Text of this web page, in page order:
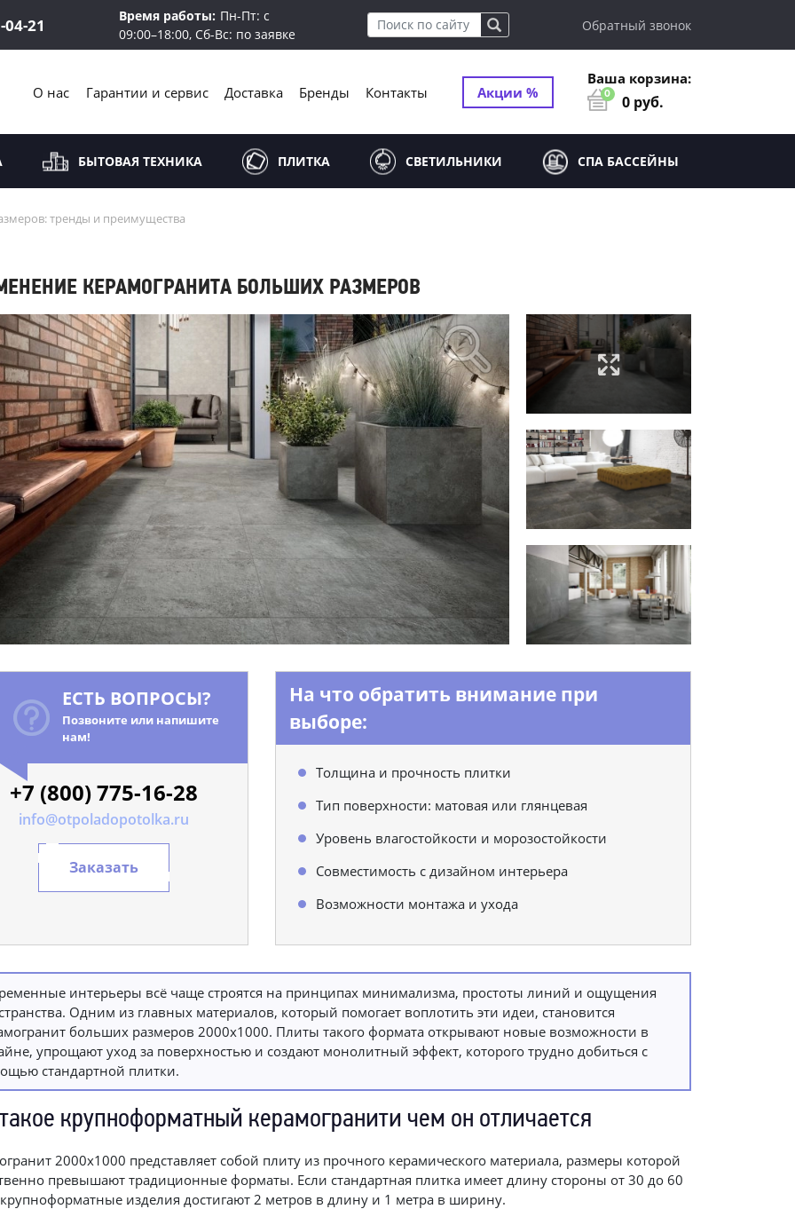
21 Время работы: Пн-Пт: с
09:00–18:00, Сб-Вс: по заявке
Обратный звонок
О нас Гарантии и сервис Доставка Бренды Контакты Акции %
Ваша корзина:
0 0 руб.
БЫТОВАЯ ТЕХНИКА ПЛИТКА СВЕТИЛЬНИКИ СПА БАССЕЙНЫ
тренды и преимущества
КЕРАМОГРАНИТА БОЛЬШИХ РАЗМЕРОВ
ЕСТЬ ВОПРОСЫ?
Позвоните или напишите
нам!
+7 (800) 775-16-28
info@otpoladopotolka.ru
Заказать
На что обратить внимание при
выборе:
Толщина и прочность плитки
Тип поверхности: матовая или глянцевая
Уровень влагостойкости и морозостойкости
Совместимость с дизайном интерьера
Возможности монтажа и ухода
интерьеры всё чаще строятся на принципах минимализма, простоты линий и ощущения
Одним из главных материалов, который помогает воплотить эти идеи, становится
больших размеров 2000х1000. Плиты такого формата открывают новые возможности в
упрощают уход за поверхностью и создают монолитный эффект, которого трудно добиться с
стандартной плитки.
крупноформатный керамогранити чем он отличается
2000х1000 представляет собой плиту из прочного керамического материала, размеры которой
превышают традиционные форматы. Если стандартная плитка имеет длину стороны от 30 до 60
изделия достигают 2 метров в длину и 1 метра в ширину.